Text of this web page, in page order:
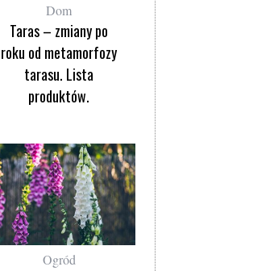
Dom
Taras – zmiany po
roku od metamorfozy
tarasu. Lista
produktów.
Ogród